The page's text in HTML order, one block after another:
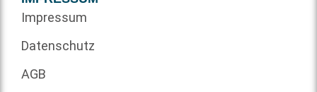
Impressum
Datenschutz
AGB